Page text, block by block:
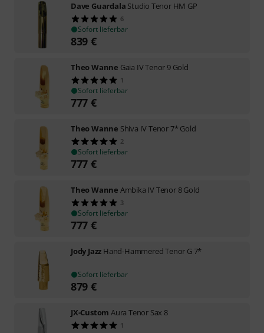
Dave Guardala Studio Tenor HM GP
6
Sofort lieferbar
839 €
Theo Wanne Gaia IV Tenor 9 Gold
1
Sofort lieferbar
777 €
Theo Wanne Shiva IV Tenor 7* Gold
2
Sofort lieferbar
777 €
Theo Wanne Ambika IV Tenor 8 Gold
3
Sofort lieferbar
777 €
Jody Jazz Hand-Hammered Tenor G 7*
Sofort lieferbar
879 €
JX-Custom Aura Tenor Sax 8
1